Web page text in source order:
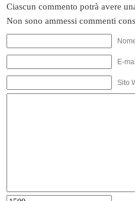
Ciascun commento potrà avere
Non sono ammessi commenti
E-
Sito